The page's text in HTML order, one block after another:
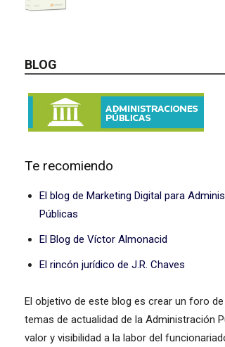
BLOG
Te recomiendo
El blog de Marketing Digital para
Públicas
El Blog de Víctor Almonacid
El rincón jurídico de J.R. Chaves
El objetivo de este blog es crear un foro
temas de actualidad de la Administración
valor y visibilidad a la labor del